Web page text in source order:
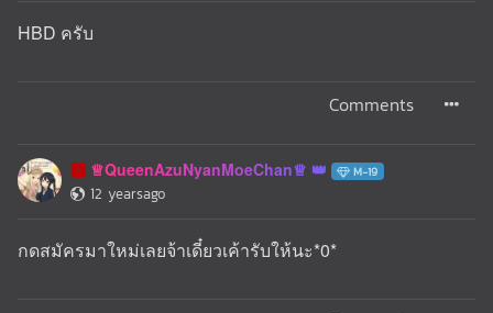
HBD ครับ
Comments
🅰️ ♕QueenAzuNyanMoeChan♕ M-19
12 yearsago
กดสมัครมาใหม่เลยจ้าเดี๋ยวเค้ารับให้นะ*0*